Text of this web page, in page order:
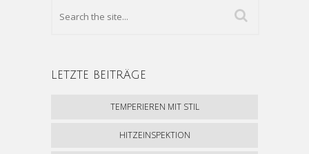
LETZTE BEITRÄGE
TEMPERIEREN MIT STIL
HITZEINSPEKTION